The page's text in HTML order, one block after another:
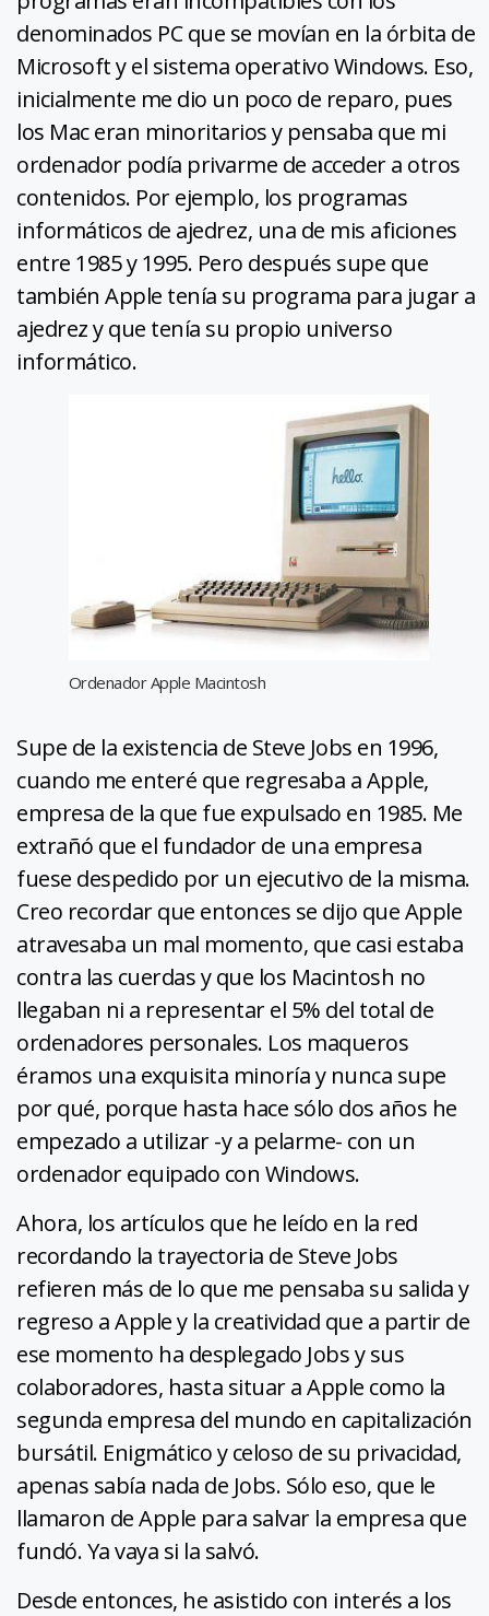
denominados PC que se movían en la órbita de
Microsoft y el sistema operativo Windows. Eso,
inicialmente me dio un poco de reparo, pues
los Mac eran minoritarios y pensaba que mi
ordenador podía privarme de acceder a otros
contenidos. Por ejemplo, los programas
informáticos de ajedrez, una de mis aficiones
entre 1985 y 1995. Pero después supe que
también Apple tenía su programa para jugar a
ajedrez y que tenía su propio universo
informático.
Ordenador Apple Macintosh
Supe de la existencia de Steve Jobs en 1996,
cuando me enteré que regresaba a Apple,
empresa de la que fue expulsado en 1985. Me
extrañó que el fundador de una empresa
fuese despedido por un ejecutivo de la misma.
Creo recordar que entonces se dijo que Apple
atravesaba un mal momento, que casi estaba
contra las cuerdas y que los Macintosh no
llegaban ni a representar el 5% del total de
ordenadores personales. Los maqueros
éramos una exquisita minoría y nunca supe
por qué, porque hasta hace sólo dos años he
empezado a utilizar -y a pelarme- con un
ordenador equipado con Windows.
Ahora, los artículos que he leído en la red
recordando la trayectoria de Steve Jobs
refieren más de lo que me pensaba su salida y
regreso a Apple y la creatividad que a partir de
ese momento ha desplegado Jobs y sus
colaboradores, hasta situar a Apple como la
segunda empresa del mundo en capitalización
bursátil. Enigmático y celoso de su privacidad,
apenas sabía nada de Jobs. Sólo eso, que le
llamaron de Apple para salvar la empresa que
fundó. Ya vaya si la salvó.
Desde entonces, he asistido con interés a los